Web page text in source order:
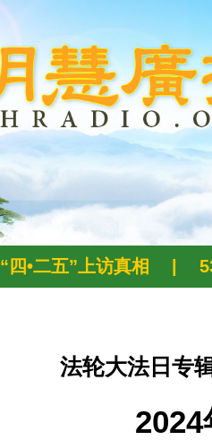
“四•二五”上访真相
法轮大法日专